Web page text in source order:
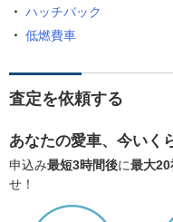
ハッチバック
低燃費車
査定を依頼する
あなたの愛車、今いく
申込み最短3時間後に最大20
せ！